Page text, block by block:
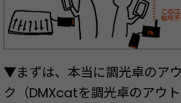
▼まずは、本当に調光卓のア
ク（DMXcatを調光卓のアウト